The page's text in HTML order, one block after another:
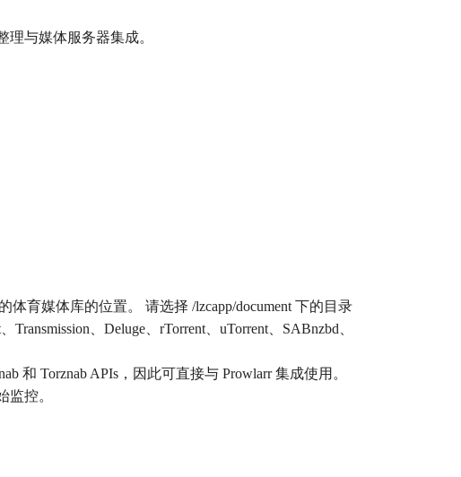
与媒体服务器集成。
体育媒体库的位置。 请选择 /lzcapp/document 下的目录
、Deluge、rTorrent、uTorrent、SABnzbd、
和 Torznab APIs，因此可直接与 Prowlarr 集成使用。
控。